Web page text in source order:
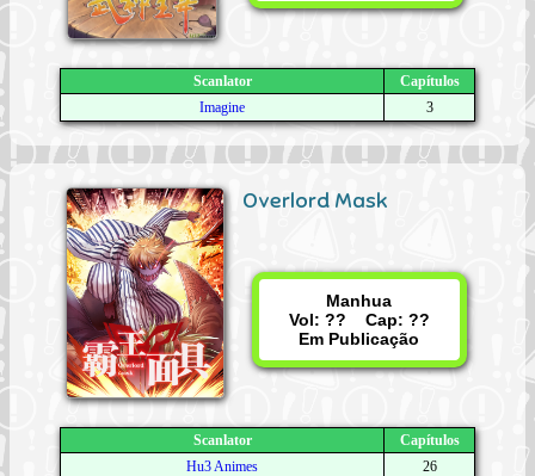
Scanlator
Capítulos
Imagine
3
Overlord Mask
Manhua
Vol: ?? Cap: ??
Em Publicação
Scanlator
Capítulos
Hu3 Animes
26